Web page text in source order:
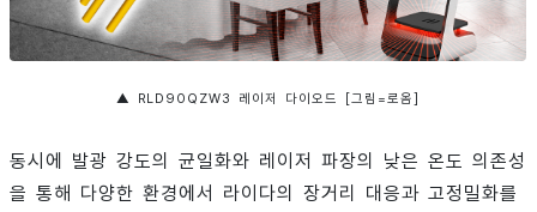
▲ RLD90QZW3 레이저 다이오드 [그림=로옴]
동시에 발광 강도의 균일화와 레이저 파장의 낮은 온도 의존성
을 통해 다양한 환경에서 라이다의 장거리 대응과 고정밀화를